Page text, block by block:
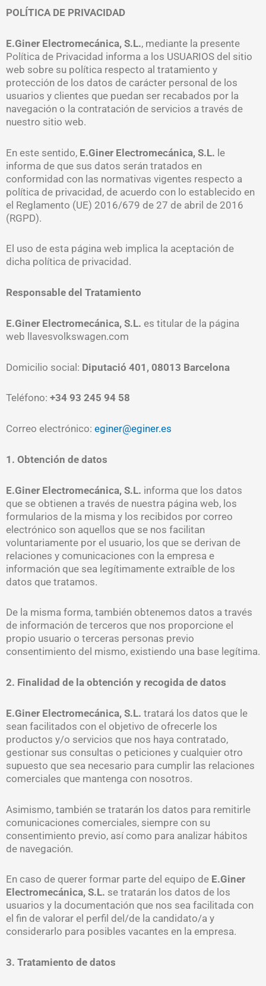
POLÍTICA DE PRIVACIDAD
E.Giner Electromecánica, S.L., mediante la presente
Política de Privacidad informa a los USUARIOS del sitio
web sobre su política respecto al tratamiento y
protección de los datos de carácter personal de los
usuarios y clientes que puedan ser recabados por la
navegación o la contratación de servicios a través de
nuestro sitio web.
En este sentido, E.Giner Electromecánica, S.L. le
informa de que sus datos serán tratados en
conformidad con las normativas vigentes respecto a
política de privacidad, de acuerdo con lo establecido en
el Reglamento (UE) 2016/679 de 27 de abril de 2016
(RGPD).
El uso de esta página web implica la aceptación de
dicha política de privacidad.
Responsable del Tratamiento
E.Giner Electromecánica, S.L. es titular de la página
web llavesvolkswagen.com
Domicilio social: Diputació 401, 08013 Barcelona
Teléfono: +34 93 245 94 58
Correo electrónico: eginer@eginer.es
1. Obtención de datos
E.Giner Electromecánica, S.L. informa que los datos
que se obtienen a través de nuestra página web, los
formularios de la misma y los recibidos por correo
electrónico son aquellos que se nos facilitan
voluntariamente por el usuario, los que se derivan de
relaciones y comunicaciones con la empresa e
información que sea legítimamente extraíble de los
datos que tratamos.
De la misma forma, también obtenemos datos a través
de información de terceros que nos proporcione el
propio usuario o terceras personas previo
consentimiento del mismo, existiendo una base legítima.
2. Finalidad de la obtención y recogida de datos
E.Giner Electromecánica, S.L. tratará los datos que le
sean facilitados con el objetivo de ofrecerle los
productos y/o servicios que nos haya contratado,
gestionar sus consultas o peticiones y cualquier otro
supuesto que sea necesario para cumplir las relaciones
comerciales que mantenga con nosotros.
Asimismo, también se tratarán los datos para remitirle
comunicaciones comerciales, siempre con su
consentimiento previo, así como para analizar hábitos
de navegación.
En caso de querer formar parte del equipo de E.Giner
Electromecánica, S.L. se tratarán los datos de los
usuarios y la documentación que nos sea facilitada con
el fin de valorar el perfil del/de la candidato/a y
considerarlo para posibles vacantes en la empresa.
3. Tratamiento de datos